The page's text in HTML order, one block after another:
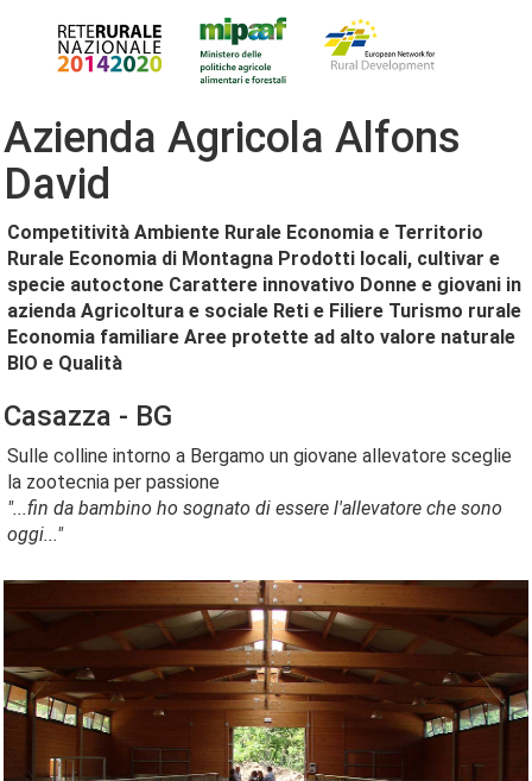
Azienda Agricola Alfons
David
Competitività Ambiente Rurale Economia e Territorio
Rurale Economia di Montagna Prodotti locali, cultivar e
specie autoctone Carattere innovativo Donne e giovani in
azienda Agricoltura e sociale Reti e Filiere Turismo rurale
Economia familiare Aree protette ad alto valore naturale
BIO e Qualità
Casazza - BG
Sulle colline intorno a Bergamo un giovane allevatore sceglie
la zootecnia per passione
"...fin da bambino ho sognato di essere l'allevatore che sono
oggi..."